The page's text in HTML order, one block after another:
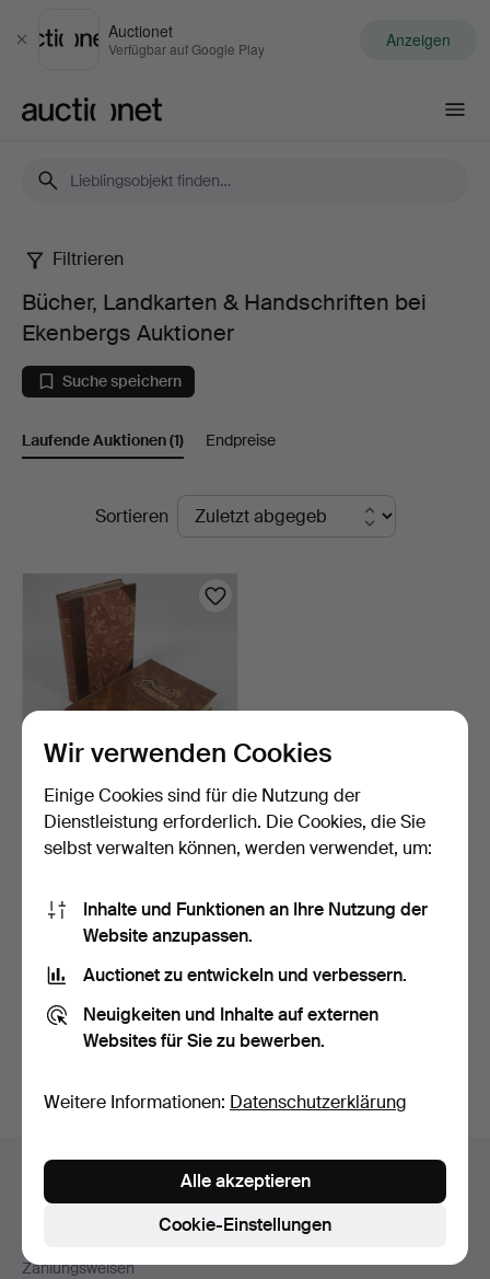
Schließen
Auctionet
Verfügbar auf Google Play Anzeigen
Bücher,
Landkarten
&
Handschriften
Ekenbergs
Auktioner
Filtrieren
Bücher, Landkarten & Handschriften bei
Ekenbergs Auktioner
Suche speichern
Laufende Auktionen(1) Endpreise
LaufendeSortieren
BÜCHER, 2 Stück, Gods
och gårdar, Kronober…
3 Std 10 Min
22 USD
Sie können auch inBeendete Auktionen aus unserem
suchen.
Fußzeilen-
Kontakt mit dem Support aufnehmen
Zahlungsweisen
Wir verwenden Cookies
Einige Cookies sind für die Nutzung der
Dienstleistung erforderlich. Die Cookies, die Sie
selbst verwalten können, werden verwendet, um:
Inhalte und Funktionen an Ihre Nutzung der
Website anzupassen.
Auctionet zu entwickeln und verbessern.
Neuigkeiten und Inhalte auf externen
Websites für Sie zu bewerben.
Weitere Informationen: Datenschutzerklärung
Cookie-Einstellungen
Alle akzeptieren